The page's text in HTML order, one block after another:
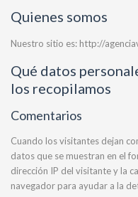
Quienes somos
Nuestro sitio es: http://
Qué datos
los recopilamos
Comentarios
Cuando los visitantes dejan
datos que se muestran en el
dirección IP del visitante y la
navegador para ayudar a la